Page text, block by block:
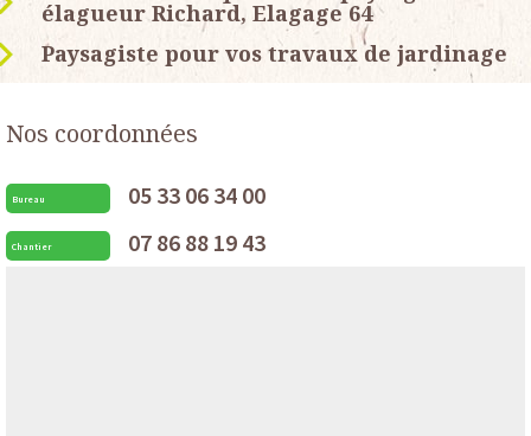
élagueur Richard, Elagage 64
Paysagiste pour vos travaux de jardinage
Nos coordonnées
Bureau 05 33 06 34 00
Chantier 07 86 88 19 43